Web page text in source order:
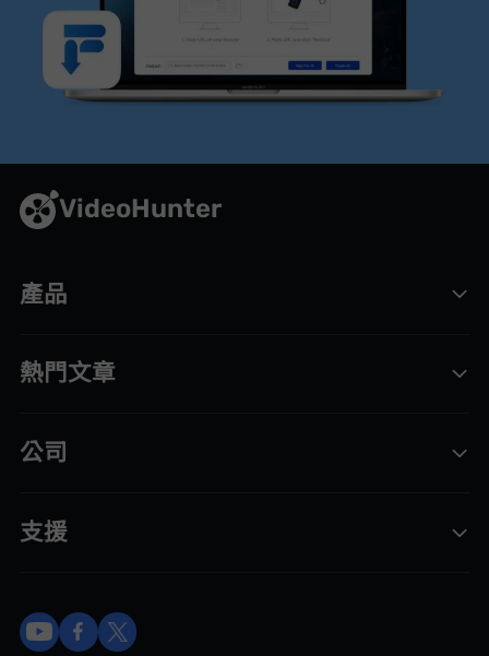
VideoHunter
產品
熱門文章
公司
支援